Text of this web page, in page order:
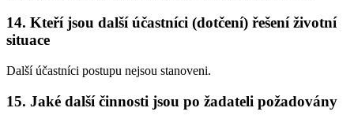
14. Kteří jsou další účastníci (dotčení) řešení životní
situace
Další účastníci postupu nejsou stanoveni.
15. Jaké další činnosti jsou po žadateli požadovány